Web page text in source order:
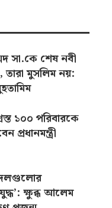
সা.কে শেষ নবী
তারা মুসলিম নয়:
১০০ পরিবারকে
প্রধানমন্ত্রী
দলগুলোর
ক্ষুব্ধ আলেম